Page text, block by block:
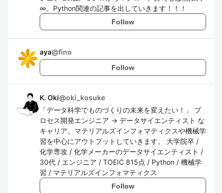
∞。Python関連の記事を出していきます！！！
Follow
aya@fino
Follow
K. Oki@oki_kosuke
「データ科学でものづくりの未来を変えたい！」 プ
ロセス開発エンジニア → データサイエンティスト な
キャリア。マテリアルズインフォマティクスや機械学
習を中心にアウトプットしていきます。 大学院卒 /
化学専攻 / 化学メーカーのデータサイエンティスト /
30代 / エンジニア / TOEIC 815点 / Python / 機械学
習 / マテリアルズインフォマティクス
Follow